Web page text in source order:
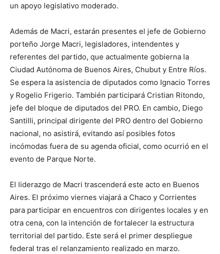
un apoyo legislativo moderado.
Además de Macri, estarán presentes el jefe de Gobierno
porteño Jorge Macri, legisladores, intendentes y
referentes del partido, que actualmente gobierna la
Ciudad Autónoma de Buenos Aires, Chubut y Entre Ríos.
Se espera la asistencia de diputados como Ignacio Torres
y Rogelio Frigerio. También participará Cristian Ritondo,
jefe del bloque de diputados del PRO. En cambio, Diego
Santilli, principal dirigente del PRO dentro del Gobierno
nacional, no asistirá, evitando así posibles fotos
incómodas fuera de su agenda oficial, como ocurrió en el
evento de Parque Norte.
El liderazgo de Macri trascenderá este acto en Buenos
Aires. El próximo viernes viajará a Chaco y Corrientes
para participar en encuentros con dirigentes locales y en
otra cena, con la intención de fortalecer la estructura
territorial del partido. Este será el primer despliegue
federal tras el relanzamiento realizado en marzo.